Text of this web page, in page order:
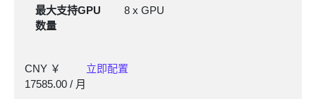
最大支持GPU
数量
8 x GPU
CNY ￥
17585.00 / 月
立即配置